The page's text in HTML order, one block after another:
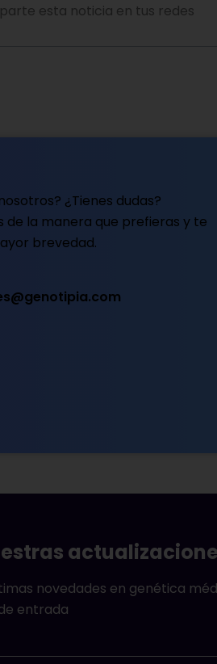
esta noticia en tus redes
¿Tienes dudas?
la manera que prefieras y te
brevedad.
novedades en genética
entrada